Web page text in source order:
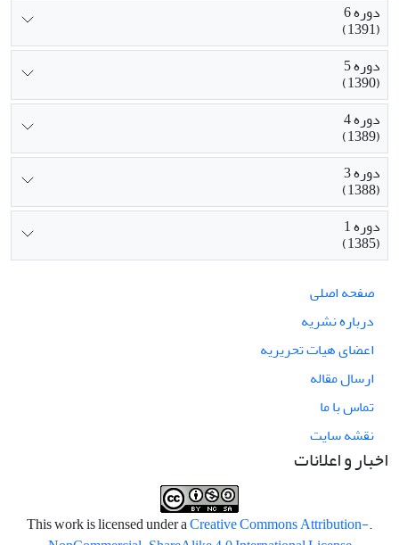
دوره 6
(1391)
دوره 5
(1390)
دوره 4
(1389)
دوره 3
(1388)
دوره 1
(1385)
صفحه اصلی
درباره نشریه
اعضای هیات تحریریه
ارسال مقاله
تماس با ما
نقشه سایت
اخبار و اعلانات
.This work is licensed under a
Creative Commons Attribution-